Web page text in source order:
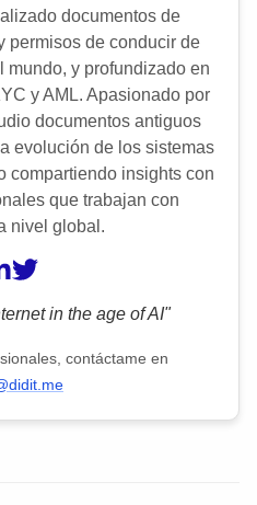
documentos de
permisos de conducir de
mundo, y profundizado en
y AML. Apasionado por
documentos antiguos
evolución de los sistemas
compartiendo insights con
que trabajan con
nivel global.
in the age of AI"
contáctame en